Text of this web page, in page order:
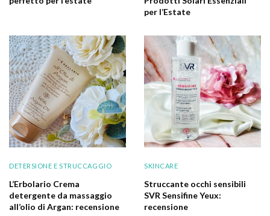
per l’Estate
DETERSIONE E STRUCCAGGIO
L’Erbolario Crema
detergente da massaggio
all’olio di Argan: recensione
SKINCARE
Struccante occhi sensibili
SVR Sensifine Yeux:
recensione